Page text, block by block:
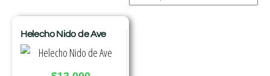
Helecho Nido de Ave